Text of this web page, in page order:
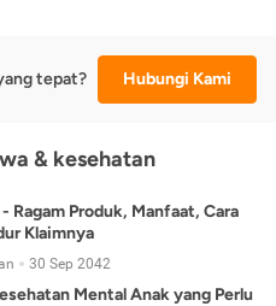
tepat? Hubungi Kami
& kesehatan
Ragam Produk, Manfaat, Cara
Klaimnya
30 Sep 2042
Mental Anak yang Perlu